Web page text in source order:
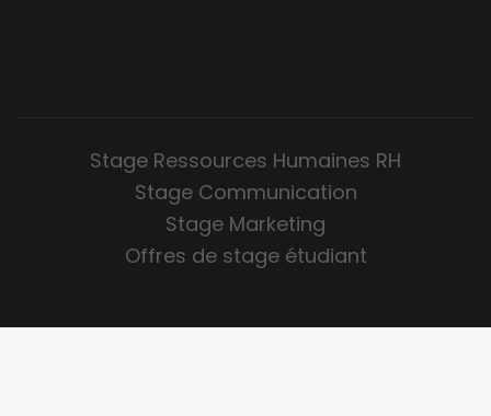
Stage Ressources Humaines RH
Stage Communication
Stage Marketing
Offres de stage étudiant